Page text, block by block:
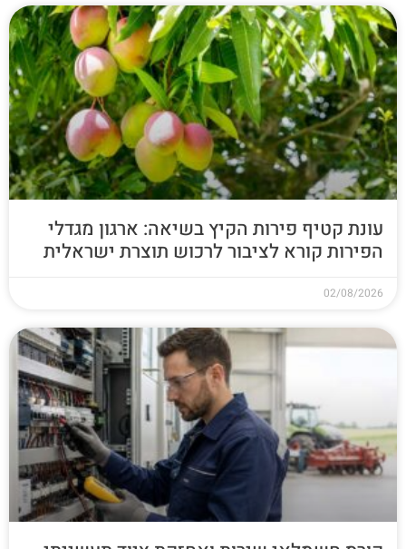
עונת קטיף פירות הקיץ בשיאה: ארגון מגדלי
הפירות קורא לציבור לרכוש תוצרת ישראלית
02/08/2026